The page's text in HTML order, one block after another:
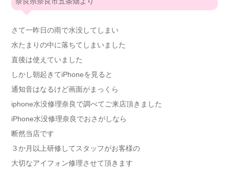
さて一昨日の雨で水没してしまい
水たまりの中に落ちてしまいました
直後は使えていました
しかし朝起きてiPhoneを見ると
通知音はなるけど画面がまっくら
iphone水没修理奈良で調べてご来店頂きました
iPhone水没修理奈良でおさがしなら
断然当店です
３か月以上研修してスタッフがお客様の
大切なアイフォン修理させて頂きます